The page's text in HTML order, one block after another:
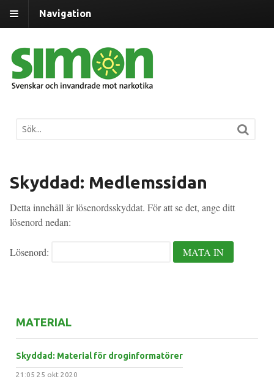
Navigation
Skyddad: Medlemssidan
Detta innehåll är lösenordsskyddat. För att se det, ange ditt
lösenord nedan:
Lösenord:
MATERIAL
Skyddad: Material för droginformatörer
21:05 25 okt 2020